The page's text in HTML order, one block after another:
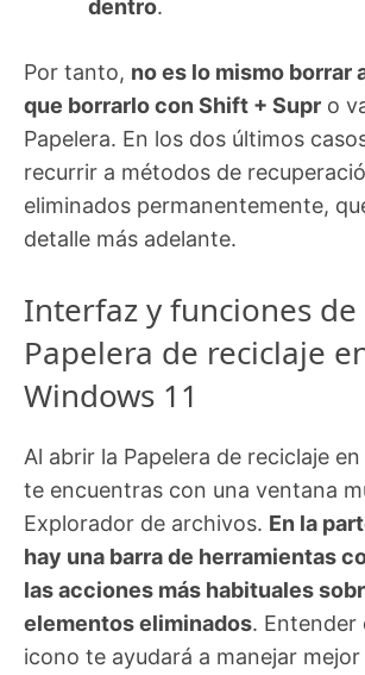
dentro.
Por tanto, no es lo mismo borrar
que borrarlo con Shift + Supr o
Papelera. En los dos últimos
recurrir a métodos de
eliminados permanentemente,
detalle más adelante.
Interfaz y funciones de
Papelera de reciclaje
Windows 11
Al abrir la Papelera de reciclaje en
te encuentras con una ventana
Explorador de archivos. En la
hay una barra de herramientas
las acciones más habituales
elementos eliminados. Entender
icono te ayudará a manejar